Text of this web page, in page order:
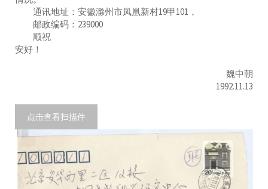
通讯地址：安徽滁州市凤凰新村19甲101，
邮政编码：239000
顺祝
安好！
魏中朝
1992.11.13